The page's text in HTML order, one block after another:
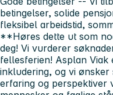
betingelser, solide
fleksibel arbeidstid,
**Høres dette ut som
deg! Vi vurderer
fellesferien! Asplan
inkludering, og vi
erfaring og perspektiver